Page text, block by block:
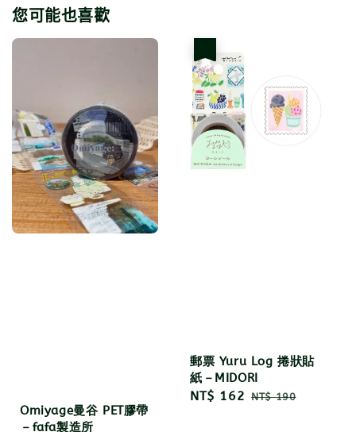
您可能也喜歡
Omiyage曼谷 PET膠帶
－fafa製造所
郵票 Yuru Log 捲狀貼
紙－MIDORI
Sale
NT$ 162 Regular
NT$ 190